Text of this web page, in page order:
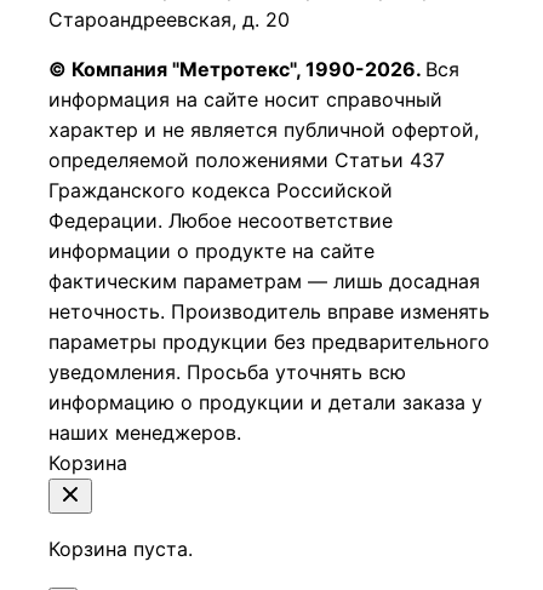
Староандреевская, д. 20
© Компания "Метротекс", 1990-2026. Вся
информация на сайте носит справочный
характер и не является публичной офертой,
определяемой положениями Статьи 437
Гражданского кодекса Российской
Федерации. Любое несоответствие
информации о продукте на сайте
фактическим параметрам — лишь досадная
неточность. Производитель вправе изменять
параметры продукции без предварительного
уведомления. Просьба уточнять всю
информацию о продукции и детали заказа у
наших менеджеров.
Корзина
Корзина пуста.